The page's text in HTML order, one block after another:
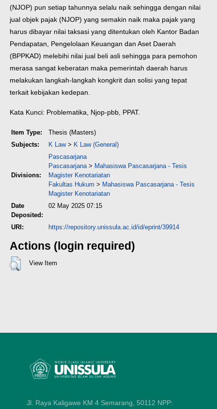
(NJOP) pun setiap tahunnya selalu naik sehingga dengan nilai
jual objek pajak (NJOP) yang semakin naik maka pajak yang
harus dibayar nilai taksasi yang ditentukan oleh Kantor Badan
Pendapatan, Pengelolaan Keuangan dan Aset Daerah
(BPPKAD) melebihi nilai jual beli asli sehingga para pemohon
merasa sangat keberatan maka pemerintah daerah harus
melakukan langkah-langkah kongkrit dan solisi yang tepat
terkait kebijakan kedepan.
Kata Kunci: Problematika, Njop-pbb, PPAT.
Item Type:
Thesis (Masters)
Subjects:
K Law> K Law (General)
Divisions:
Pascasarjana
Pascasarjana> Mahasiswa Pascasarjana - Tesis
Magister Kenotariatan
Fakultas Hukum > Mahasiswa Pascasarjana - Tesis
Magister Kenotariatan
Date
Deposited:
02 May 2025 07:15
URI: https://repository.unissula.ac.id/id/eprint/39914
Actions (login required)
View Item
Jl. Raya Kaligawe KM 4 Semarang, 50112 NPP: